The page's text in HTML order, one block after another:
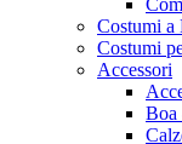
Costumi a
Costumi
Accessori
Boa